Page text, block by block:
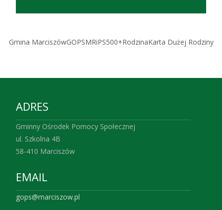
Gmina MarciszówGOPSMRiPS500+RodzinaKarta Dużej Rodziny
ADRES
Gminny Ośrodek Pomocy Społecznej
ul. Szkolna 4B
58-410 Marciszów
EMAIL
gops@marciszow.pl